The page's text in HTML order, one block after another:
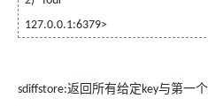
127.0.0.1:6379>
sdiffstore:返回所有给定key与第一个